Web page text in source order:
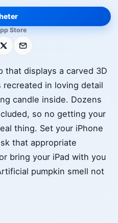
Store
E-mail
that displays a carved 3D
recreated in loving detail
candle inside. Dozens
so no getting your
thing. Set your iPhone
that appropriate
bring your iPad with you
pumpkin smell not